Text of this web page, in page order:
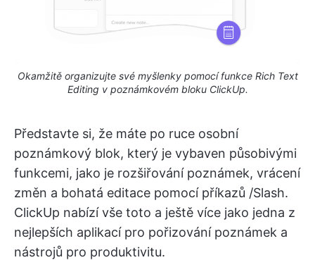
Okamžitě organizujte své myšlenky pomocí funkce Rich Text
Editing v poznámkovém bloku ClickUp.
Představte si, že máte po ruce osobní
poznámkový blok, který je vybaven působivými
funkcemi, jako je rozšiřování poznámek, vrácení
změn a bohatá editace pomocí příkazů /Slash.
ClickUp nabízí vše toto a ještě více jako jedna z
nejlepších aplikací pro pořizování poznámek a
nástrojů pro produktivitu.